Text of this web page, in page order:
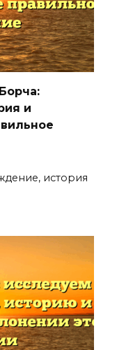
и
история